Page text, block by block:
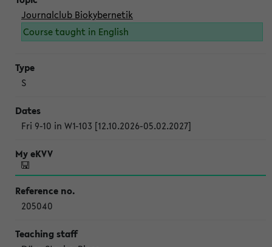
Journalclub Biokybernetik
Course taught in English
S
Fri 9-10 in W1-103 [12.10.2026-05.02.2027]
205040